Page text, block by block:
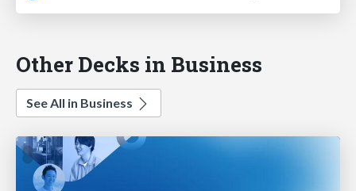
Other Decks in Business
See All in Business